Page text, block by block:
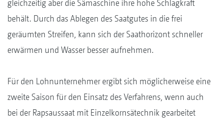
gleichzeitig aber die Sämaschine ihre hohe Schlagkraft
behält. Durch das Ablegen des Saatgutes in die frei
geräumten Streifen, kann sich der Saathorizont schneller
erwärmen und Wasser besser aufnehmen.
Für den Lohnunternehmer ergibt sich möglicherweise eine
zweite Saison für den Einsatz des Verfahrens, wenn auch
bei der Rapsaussaat mit Einzelkornsätechnik gearbeitet